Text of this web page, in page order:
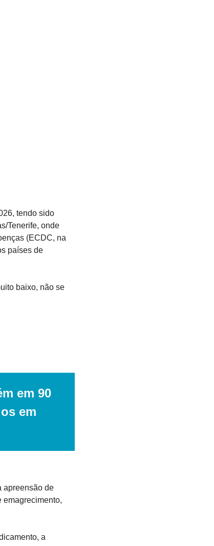
tendo sido
Tenerife, onde
(ECDC, na
países de
baixo, não se
em 90
em
apreensão de
emagrecimento,
a